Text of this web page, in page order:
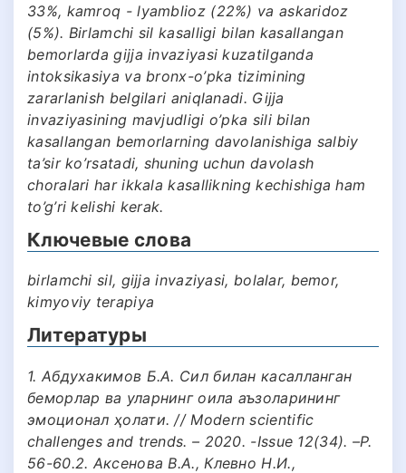
33%, kamroq - lyamblioz (22%) va askaridoz
(5%). Birlamchi sil kasalligi bilan kasallangan
bemorlarda gijja invaziyasi kuzatilganda
intoksikasiya va bronx-o’pka tizimining
zararlanish belgilari aniqlanadi. Gijja
invaziyasining mavjudligi o’pka sili bilan
kasallangan bemorlarning davolanishiga salbiy
ta’sir ko’rsatadi, shuning uchun davolash
choralari har ikkala kasallikning kechishiga ham
to’g’ri kelishi kerak.
Ключевые слова
birlamchi sil, gijja invaziyasi, bolalar, bemor,
kimyoviy terapiya
Литературы
1. Абдухакимов Б.А. Сил билан касалланган
беморлар ва уларнинг оила аъзоларининг
эмоционал ҳолати. // Modern scientific
challenges and trends. – 2020. -Issue 12(34). –P.
56-60.2. Аксенова В.А., Клевно Н.И.,